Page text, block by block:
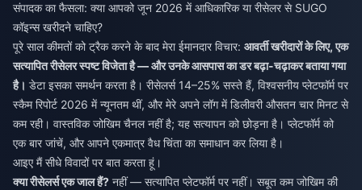
संपादक का फैसला: क्या आपको जून 2026 में आधिकारिक या रीसेलर से SUGO
कॉइन्स खरीदने चाहिए?
पूरे साल कीमतों को ट्रैक करने के बाद मेरा ईमानदार विचार: आवर्ती खरीदारों के लिए, एक
सत्यापित रीसेलर स्पष्ट विजेता है — और उनके आसपास का डर बढ़ा-चढ़ाकर बताया गया
है। डेटा इसका समर्थन करता है। रीसेलर्स 14–25% सस्ते हैं, विश्वसनीय प्लेटफॉर्म पर
स्कैम रिपोर्ट 2026 में न्यूनतम थीं, और मेरे अपने लॉग में डिलीवरी औसतन चार मिनट से
कम रही। वास्तविक जोखिम चैनल नहीं है; यह सत्यापन को छोड़ना है। प्लेटफॉर्म को
एक बार जांचें, और आपने एकमात्र वैध चिंता का समाधान कर लिया है।
आइए मैं सीधे विवादों पर बात करता हूं।
क्या रीसेलर्स एक जाल हैं? नहीं — सत्यापित प्लेटफॉर्म पर नहीं। सबूत कम जोखिम की